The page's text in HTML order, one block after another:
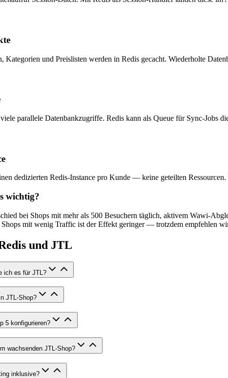
Kategorien und Preislisten werden in Redis gecacht. Wiederholte
parallele Datenbankzugriffe. Redis kann als Queue für Sync-Jobs
dedizierten Redis-Instance pro Kunde — keine geteilten
wichtig?
bei Shops mit mehr als 500 Besuchern täglich, aktivem Wawi-
mit wenig Traffic ist der Effekt geringer — trotzdem empfehlen
und JTL
ich es für JTL?
JTL-Shop?
5 konfigurieren?
wachsenden JTL-Shop?
inklusive?